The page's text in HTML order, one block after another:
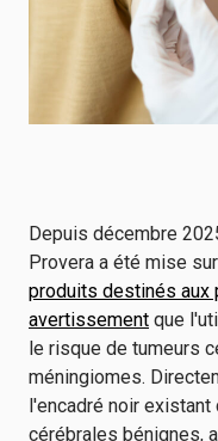
Depuis décembre
Provera a été mise
produits destinés aux
avertissement que
le risque de tumeurs
méningiomes.
l'encadré noir
cérébrales bénignes,